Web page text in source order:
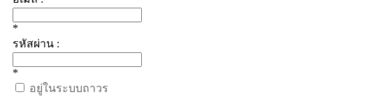
*
รหัสผ่าน :
*
อยู่ในระบบถาวร